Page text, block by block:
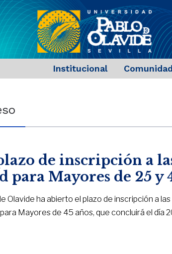
Institucional
de inscripción a
para Mayores de 25 y
Olavide ha abierto el plazo de inscripción a
Mayores de 45 años, que concluirá el día